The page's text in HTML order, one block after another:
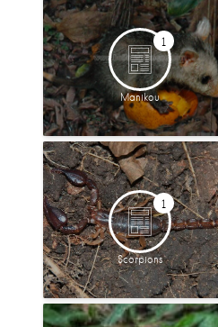
1
Manikou
1
Scorpions